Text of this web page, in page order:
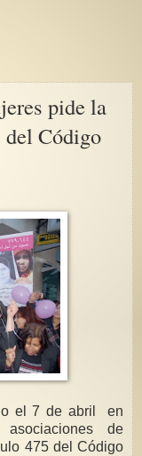
pide la
Código
de
475 del Código